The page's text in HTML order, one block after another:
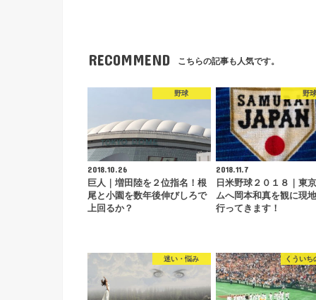
RECOMMEND こちらの記事も人気です。
野球
2018.10.26
巨人｜増田陸を２位指名！根
尾と小園を数年後伸びしろで
上回るか？
野
2018.11.7
日米野球２０１８｜東
ムへ岡本和真を観に現
行ってきます！
迷い・悩み くういち